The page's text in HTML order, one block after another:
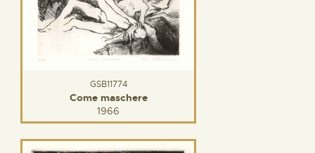
GSB11774
Come maschere
1966